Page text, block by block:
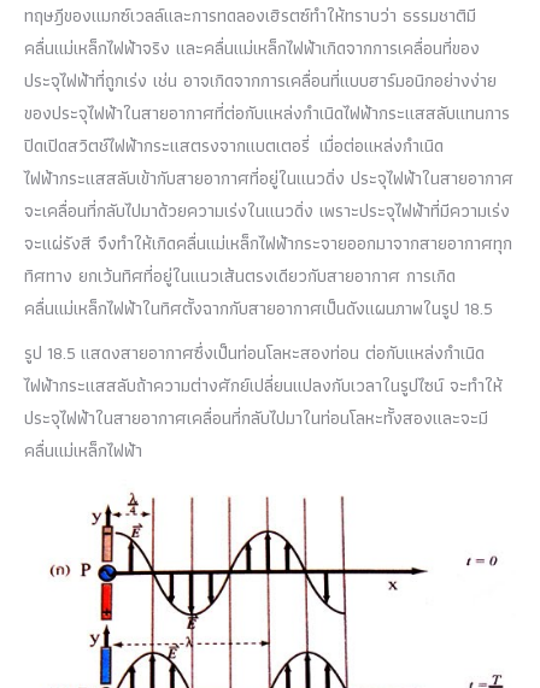
ทฤษฎีของแมกซ์เวลล์และการทดลองเฮิรตซ์ทำให้ทราบว่า ธรรมชาติมี
คลื่นแม่เหล็กไฟฟ้าจริง และคลื่นแม่เหล็กไฟฟ้าเกิดจากการเคลื่อนที่ของ
ประจุไฟฟ้าที่ถูกเร่ง เช่น อาจเกิดจากการเคลื่อนที่แบบฮาร์มอนิกอย่างง่าย
ของประจุไฟฟ้าในสายอากาศที่ต่อกับแหล่งกำเนิดไฟฟ้ากระแสสลับแทนการ
ปิดเปิดสวิตช์ไฟฟ้ากระแสตรงจากแบตเตอรี่ เมื่อต่อแหล่งกำเนิด
ไฟฟ้ากระแสสลับเข้ากับสายอากาศที่อยู่ในแนวดิ่ง ประจุไฟฟ้าในสายอากาศ
จะเคลื่อนที่กลับไปมาด้วยความเร่งในแนวดิ่ง เพราะประจุไฟฟ้าที่มีความเร่ง
จะแผ่รังสี จึงทำให้เกิดคลื่นแม่เหล็กไฟฟ้ากระจายออกมาจากสายอากาศทุก
ทิศทาง ยกเว้นทิศที่อยู่ในแนวเส้นตรงเดียวกับสายอากาศ การเกิด
คลื่นแม่เหล็กไฟฟ้าในทิศตั้งฉากกับสายอากาศเป็นดังแผนภาพในรูป 18.5
รูป 18.5 แสดงสายอากาศซึ่งเป็นท่อนโลหะสองท่อน ต่อกับแหล่งกำเนิด
ไฟฟ้ากระแสสลับถ้าความต่างศักย์เปลี่ยนแปลงกับเวลาในรูปไซน์ จะทำให้
ประจุไฟฟ้าในสายอากาศเคลื่อนที่กลับไปมาในท่อนโลหะทั้งสองและจะมี
คลื่นแม่เหล็กไฟฟ้า